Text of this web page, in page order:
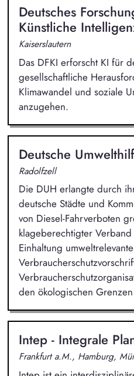
Deutsches
Künstliche
Kaiserslautern
Das DFKI erforscht KI für
gesellschaftliche
Klimawandel und soziale
anzugehen.
Deutsche
Radolfzell
Die DUH erlangte durch
deutsche Städte und
von Diesel-Fahrverboten
klageberechtigter
Einhaltung
den ökologischen
Intep - Integrale
Frankfurt a.M., Hamburg,